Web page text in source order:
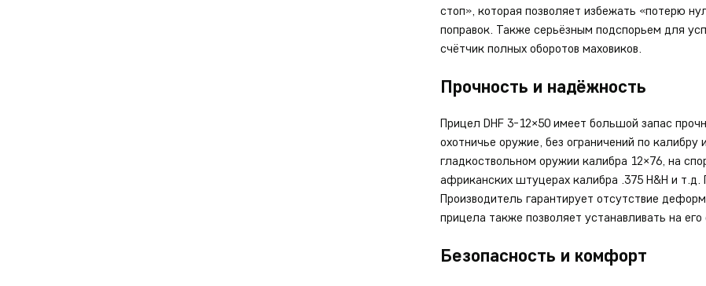
стоп», которая позволяет избежать «потерю
поправок. Также серьёзным подспорьем для
счётчик полных оборотов маховиков.
Прочность и надёжность
Прицел DHF 3-12×50 имеет большой запас
охотничье оружие, без ограничений по
гладкоствольном оружии калибра 12×76, на
африканских штуцерах калибра .375 H&H и
Производитель гарантирует отсутствие
прицела также позволяет устанавливать на
Безопасность и комфорт